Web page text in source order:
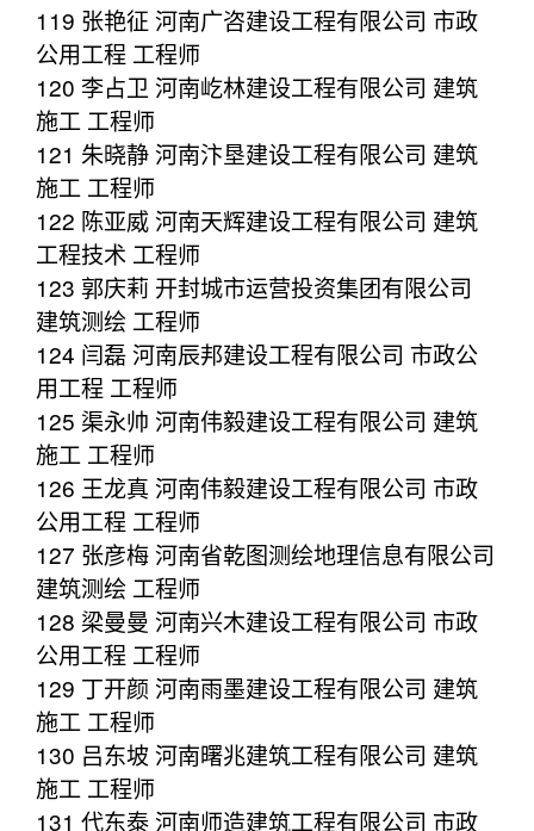
119 张艳征 河南广咨建设工程有限公司 市政
公用工程 工程师
120 李占卫 河南屹林建设工程有限公司 建筑
施工 工程师
121 朱晓静 河南汴垦建设工程有限公司 建筑
施工 工程师
122 陈亚威 河南天辉建设工程有限公司 建筑
工程技术 工程师
123 郭庆莉 开封城市运营投资集团有限公司
建筑测绘 工程师
124 闫磊 河南辰邦建设工程有限公司 市政公
用工程 工程师
125 渠永帅 河南伟毅建设工程有限公司 建筑
施工 工程师
126 王龙真 河南伟毅建设工程有限公司 市政
公用工程 工程师
127 张彦梅 河南省乾图测绘地理信息有限公司
建筑测绘 工程师
128 梁曼曼 河南兴木建设工程有限公司 市政
公用工程 工程师
129 丁开颜 河南雨墨建设工程有限公司 建筑
施工 工程师
130 吕东坡 河南曙兆建筑工程有限公司 建筑
施工 工程师
131 代东泰 河南师造建筑工程有限公司 市政